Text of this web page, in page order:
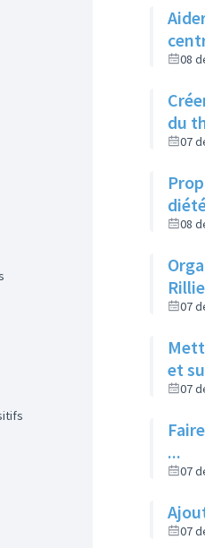
08
du
07
08
07
et
07
...
07
07